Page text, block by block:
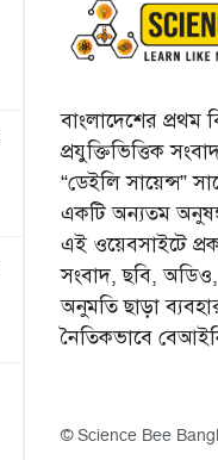
বাংলাদেশের প্রথম
প্রযুক্তিভিত্তিক
“ডেইলি সায়েন্স”
একটি অন্যতম
এই ওয়েবসাইটে
সংবাদ, ছবি,
অনুমতি ছাড়া
নৈতিকভাবে
© Science Bee